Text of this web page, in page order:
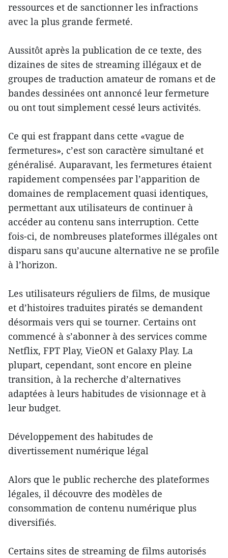
ressources et de sanctionner les infractions
avec la plus grande fermeté.
Aussitôt après la publication de ce texte, des
dizaines de sites de streaming illégaux et de
groupes de traduction amateur de romans et de
bandes dessinées ont annoncé leur fermeture
ou ont tout simplement cessé leurs activités.
Ce qui est frappant dans cette «vague de
fermetures», c’est son caractère simultané et
généralisé. Auparavant, les fermetures étaient
rapidement compensées par l’apparition de
domaines de remplacement quasi identiques,
permettant aux utilisateurs de continuer à
accéder au contenu sans interruption. Cette
fois-ci, de nombreuses plateformes illégales ont
disparu sans qu’aucune alternative ne se profile
à l’horizon.
Les utilisateurs réguliers de films, de musique
et d’histoires traduites piratés se demandent
désormais vers qui se tourner. Certains ont
commencé à s’abonner à des services comme
Netflix, FPT Play, VieON et Galaxy Play. La
plupart, cependant, sont encore en pleine
transition, à la recherche d’alternatives
adaptées à leurs habitudes de visionnage et à
leur budget.
Développement des habitudes de
divertissement numérique légal
Alors que le public recherche des plateformes
légales, il découvre des modèles de
consommation de contenu numérique plus
diversifiés.
Certains sites de streaming de films autorisés